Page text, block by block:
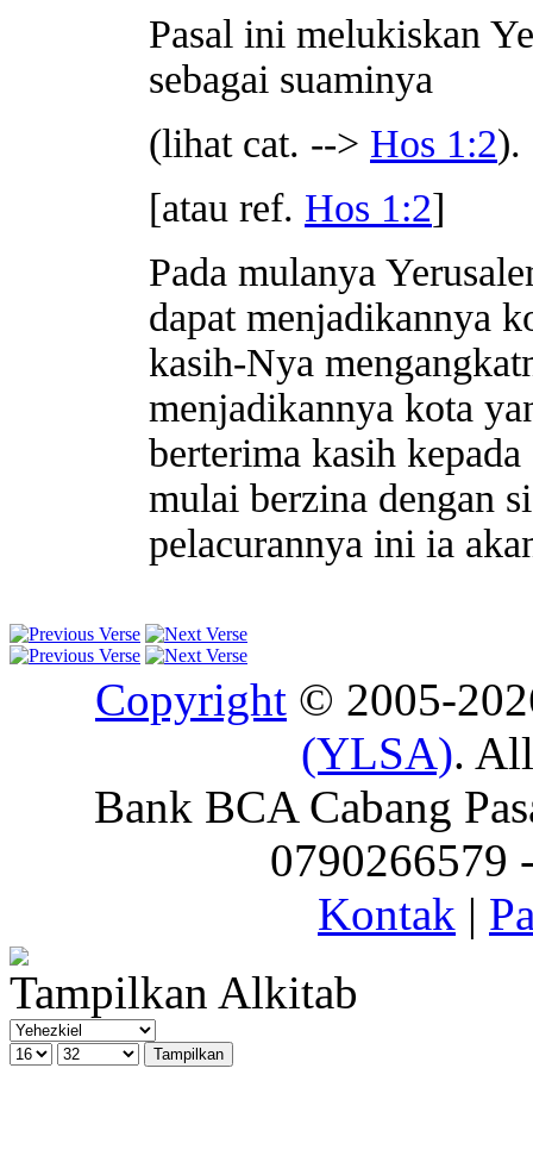
Pasal ini melukiskan
sebagai suaminya
(lihat cat. --> Hos 1:2).
[atau ref. Hos 1:2]
Pada mulanya
dapat menjadikannya
kasih-Nya
menjadikannya kota
berterima kasih
mulai berzina dengan
pelacurannya ini ia
Copyright © 2005-
(YLSA).
Bank BCA Cabang
0790266579
Kontak |
Tampilkan Alkitab